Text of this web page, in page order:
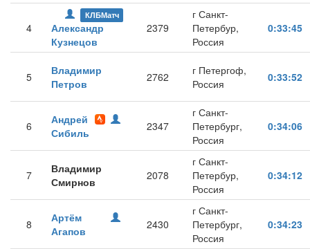
4
КЛБМатч
Александр
Кузнецов
2379
г Санкт-
Петербур,
Россия
0:33:45
5
Владимир
Петров
2762
г Петергоф,
Россия
0:33:52
6
Андрей
Сибиль
2347
г Санкт-
Петербург,
Россия
0:34:06
7
Владимир
Смирнов
2078
г Санкт-
Петербур,
Россия
0:34:12
8
Артём
Агапов
2430
г Санкт-
Петербург,
Россия
0:34:23